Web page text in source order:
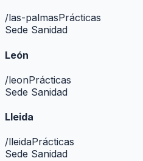
/las-palmasPrácticas
Sede Sanidad
León
/leonPrácticas
Sede Sanidad
Lleida
/lleidaPrácticas
Sede Sanidad